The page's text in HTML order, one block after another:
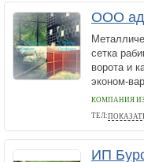
ООО
сетка
ворота и
эконом-
КОМПАНИЯ
ТЕЛ:
ИП